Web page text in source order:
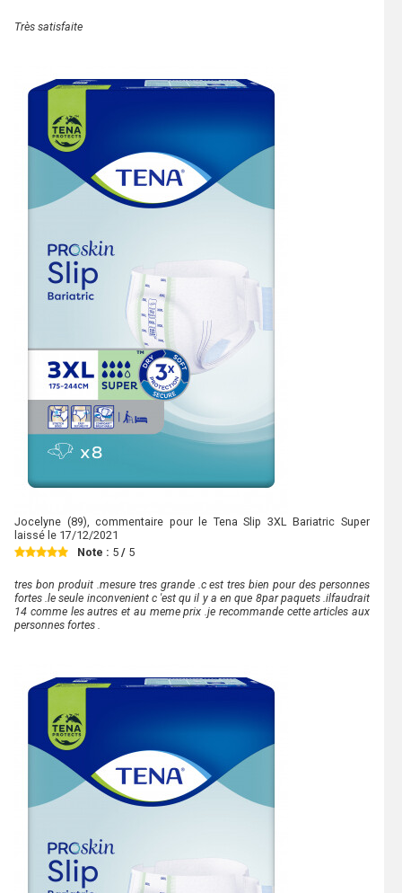
Très satisfaite
Jocelyne (89), commentaire pour le Tena Slip 3XL Bariatric Super
laissé le 17/12/2021
Note : 5 / 5
tres bon produit .mesure tres grande .c est tres bien pour des personnes
fortes .le seule inconvenient c 'est qu il y a en que 8par paquets .ilfaudrait
14 comme les autres et au meme prix .je recommande cette articles aux
personnes fortes .